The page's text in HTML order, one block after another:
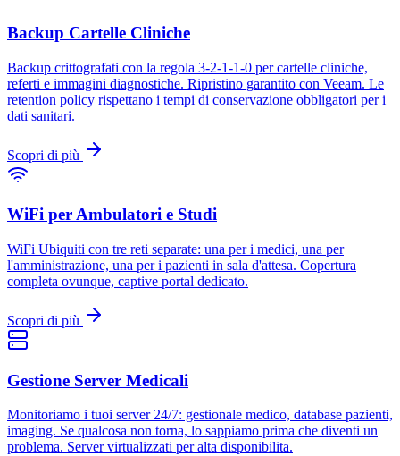
Backup Cartelle Cliniche
Backup crittografati con la regola 3-2-1-1-0 per cartelle cliniche,
referti e immagini diagnostiche. Ripristino garantito con Veeam. Le
retention policy rispettano i tempi di conservazione obbligatori per i
dati sanitari.
Scopri di più
WiFi per Ambulatori e Studi
WiFi Ubiquiti con tre reti separate: una per i medici, una per
l'amministrazione, una per i pazienti in sala d'attesa. Copertura
completa ovunque, captive portal dedicato.
Scopri di più
Gestione Server Medicali
Monitoriamo i tuoi server 24/7: gestionale medico, database pazienti,
imaging. Se qualcosa non torna, lo sappiamo prima che diventi un
problema. Server virtualizzati per alta disponibilita.